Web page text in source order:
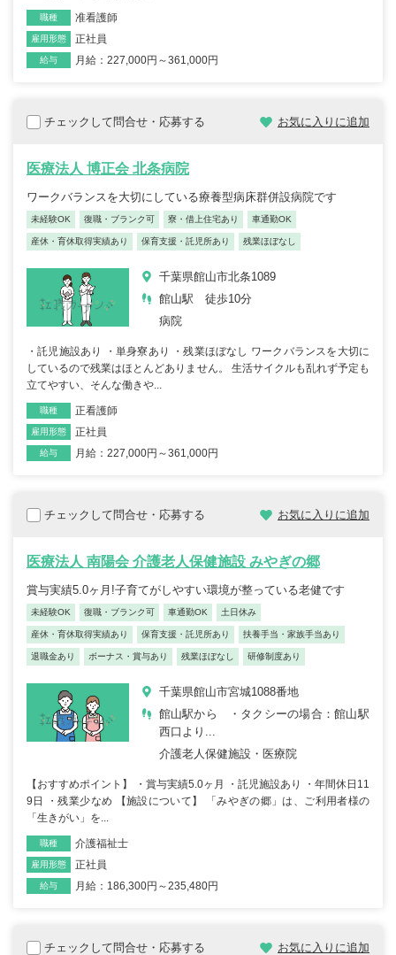
職種 准看護師
雇用形態 正社員
給与 月給：227,000円～361,000円
チェックして問合せ・応募する お気に入りに追加
医療法人 博正会 北条病院
ワークバランスを大切にしている療養型病床群併設病院です
未経験OK 復職・ブランク可 寮・借上住宅あり 車通勤OK
産休・育休取得実績あり 保育支援・託児所あり 残業ほぼなし
千葉県館山市北条1089
館山駅 徒歩10分
病院
・託児施設あり ・単身寮あり ・残業ほぼなし ワークバランスを大切に
しているので残業はほとんどありません。 生活サイクルも乱れず予定も
立てやすい、そんな働きや...
職種 正看護師
雇用形態 正社員
給与 月給：227,000円～361,000円
チェックして問合せ・応募する お気に入りに追加
医療法人 南陽会 介護老人保健施設 みやぎの郷
賞与実績5.0ヶ月!子育てがしやすい環境が整っている老健です
未経験OK 復職・ブランク可 車通勤OK 土日休み
産休・育休取得実績あり 保育支援・託児所あり 扶養手当・家族手当あり
退職金あり ボーナス・賞与あり 残業ほぼなし 研修制度あり
千葉県館山市宮城1088番地
館山駅から ・タクシーの場合：館山駅
西口より...
介護老人保健施設・医療院
【おすすめポイント】 ・賞与実績5.0ヶ月 ・託児施設あり ・年間休日11
9日 ・残業少なめ 【施設について】 「みやぎの郷」は、ご利用者様の
「生きがい」を...
職種 介護福祉士
雇用形態 正社員
給与 月給：186,300円～235,480円
チェックして問合せ・応募する お気に入りに追加